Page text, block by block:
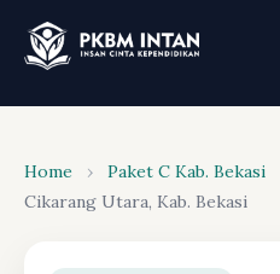
Home › Paket C Kab. Bekasi
Cikarang Utara, Kab. Bekasi